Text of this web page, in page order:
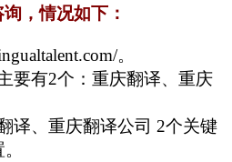
，情况如下：
。
要有2个：重庆翻译、重庆
译、重庆翻译公司 2个关键